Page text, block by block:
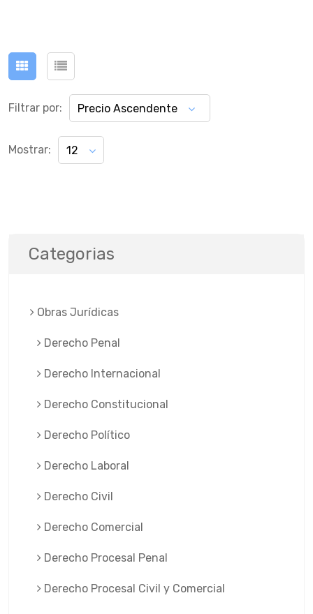
Filtrar por: Precio Ascendente
Mostrar: 12
Categorias
Obras Jurí­dicas
Derecho Penal
Derecho Internacional
Derecho Constitucional
Derecho Político
Derecho Laboral
Derecho Civil
Derecho Comercial
Derecho Procesal Penal
Derecho Procesal Civil y Comercial